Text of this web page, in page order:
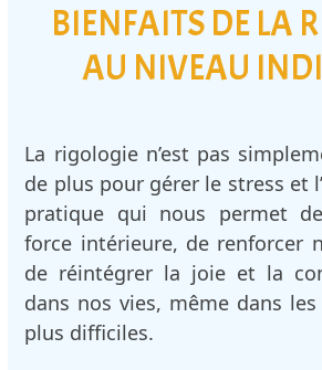
BIENFAITS DE LA
AU NIVEAU
La rigologie n’est pas
de plus pour gérer le stress et
pratique qui nous permet
force intérieure, de renforcer
de réintégrer la joie et la
dans nos vies, même dans
plus difficiles.